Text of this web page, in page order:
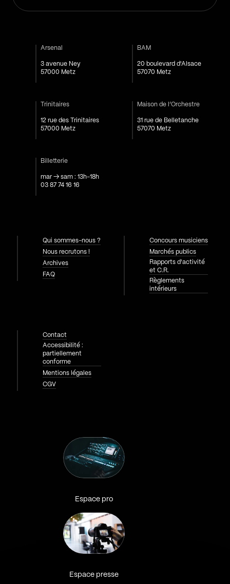
Arsenal
3 avenue Ney
57000 Metz
BAM
20 boulevard d'Alsace
57070 Metz
Trinitaires
12 rue des Trinitaires
57000 Metz
Maison de l’Orchestre
31 rue de Belletanche
57070 Metz
Billetterie
mar → sam : 13h-18h
03 87 74 16 16
Qui sommes-nous ?
Nous recrutons !
Archives
FAQ
Concours musiciens
Marchés publics
Rapports d'activité
et C.R.
Règlements
intérieurs
Contact
Accessibilité :
partiellement
conforme
Mentions légales
CGV
Espace pro
Espace presse